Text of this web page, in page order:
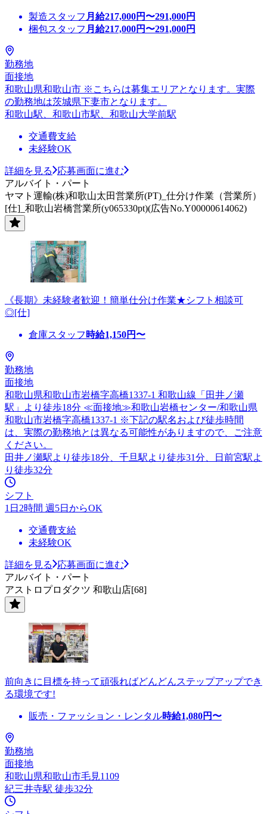
製造スタッフ 月給217,000円〜291,000円
梱包スタッフ 月給217,000円〜291,000円
勤務地
面接地
和歌山県和歌山市 ※こちらは募集エリアとなります。実際
の勤務地は茨城県下妻市となります。
和歌山駅、和歌山市駅、和歌山大学前駅
交通費支給
未経験OK
詳細を見る
応募画面に進む
アルバイト・パート
ヤマト運輸(株)和歌山太田営業所(PT)_仕分け作業（営業所）
[仕]_和歌山岩橋営業所(y065330pt)(広告No.Y00000614062)
《長期》未経験者歓迎！簡単仕分け作業★シフト相談可
◎[仕]
倉庫スタッフ 時給1,150円〜
勤務地
面接地
和歌山県和歌山市岩橋字高橋1337-1 和歌山線「田井ノ瀬
駅」より徒歩18分 ≪面接地≫和歌山岩橋センター/和歌山県
和歌山市岩橋字高橋1337-1 ※下記の駅名および徒歩時間
は、実際の勤務地とは異なる可能性がありますので、ご注意
ください。
田井ノ瀬駅より徒歩18分、千旦駅より徒歩31分、日前宮駅よ
り徒歩32分
シフト
1日2時間 週5日からOK
交通費支給
未経験OK
詳細を見る
応募画面に進む
アルバイト・パート
アストロプロダクツ 和歌山店[68]
前向きに目標を持って頑張ればどんどんステップアップでき
る環境です!
販売・ファッション・レンタル時給1,080円〜
勤務地
面接地
和歌山県和歌山市毛見1109
紀三井寺駅 徒歩32分